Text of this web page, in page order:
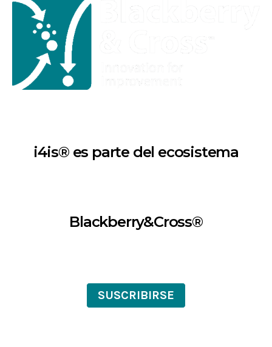
i4is® es parte del ecosistema
Blackberry&Cross®
SUSCRIBIRSE